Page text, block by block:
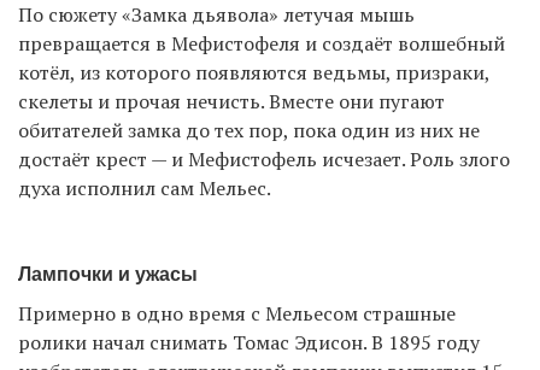
По сюжету «Замка дьявола» летучая мышь
превращается в Мефистофеля и создаёт волшебный
котёл, из которого появляются ведьмы, призраки,
скелеты и прочая нечисть. Вместе они пугают
обитателей замка до тех пор, пока один из них не
достаёт крест — и Мефистофель исчезает. Роль злого
духа исполнил сам Мельес.
Лампочки и ужасы
Примерно в одно время с Мельесом страшные
ролики начал снимать Томас Эдисон. В 1895 году